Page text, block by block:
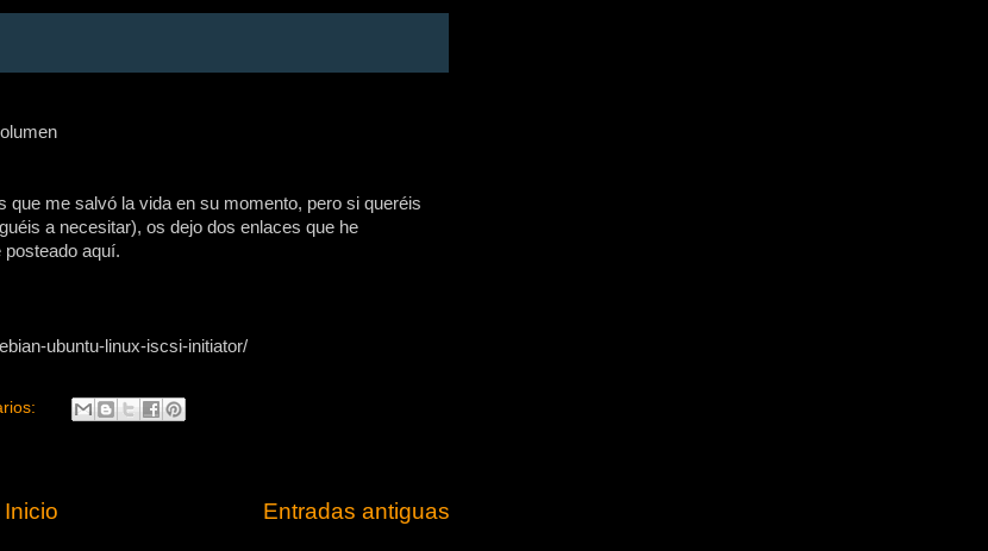
me salvó la vida en su momento, pero si queréis
a necesitar), os dejo dos enlaces que he
aquí.
ubuntu-linux-iscsi-initiator/
Entradas antiguas
Inicio